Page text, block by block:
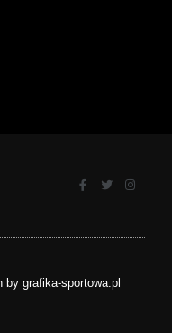
grafika-sportowa.pl